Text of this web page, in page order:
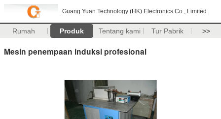
Guang Yuan Technology (HK) Electronics Co., Limited
Rumah Produk Tentang kami Tur Pabrik >>
Mesin penempaan induksi profesional